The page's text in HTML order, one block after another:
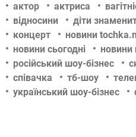
актор
актриса
відносини
діти
концерт
новини
новини сьогодні
новини
російський шоу-бізнес
співачка
тб-шоу
український шоу-бізнес